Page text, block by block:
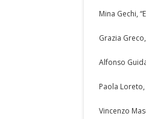
Mina Gechi,
Grazia
Alfonso
Paola Loreto,
Vincenzo